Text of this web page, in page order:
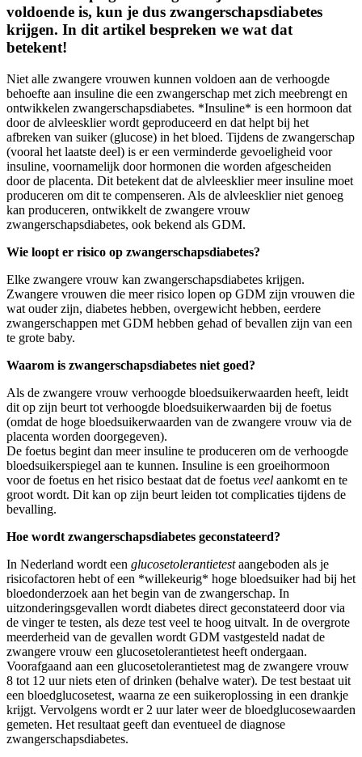
voldoende is, kun je dus zwangerschapsdiabetes
krijgen. In dit artikel bespreken we wat dat
betekent!
Niet alle zwangere vrouwen kunnen voldoen aan de verhoogde
behoefte aan insuline die een zwangerschap met zich meebrengt en
ontwikkelen zwangerschapsdiabetes. *Insuline* is een hormoon dat
door de alvleesklier wordt geproduceerd en dat helpt bij het
afbreken van suiker (glucose) in het bloed. Tijdens de zwangerschap
(vooral het laatste deel) is er een verminderde gevoeligheid voor
insuline, voornamelijk door hormonen die worden afgescheiden
door de placenta. Dit betekent dat de alvleesklier meer insuline moet
produceren om dit te compenseren. Als de alvleesklier niet genoeg
kan produceren, ontwikkelt de zwangere vrouw
zwangerschapsdiabetes, ook bekend als GDM.
Wie loopt er risico op zwangerschapsdiabetes?
Elke zwangere vrouw kan zwangerschapsdiabetes krijgen.
Zwangere vrouwen die meer risico lopen op GDM zijn vrouwen die
wat ouder zijn, diabetes hebben, overgewicht hebben, eerdere
zwangerschappen met GDM hebben gehad of bevallen zijn van een
te grote baby.
Waarom is zwangerschapsdiabetes niet goed?
Als de zwangere vrouw verhoogde bloedsuikerwaarden heeft, leidt
dit op zijn beurt tot verhoogde bloedsuikerwaarden bij de foetus
(omdat de hoge bloedsuikerwaarden van de zwangere vrouw via de
placenta worden doorgegeven).
De foetus begint dan meer insuline te produceren om de verhoogde
bloedsuikerspiegel aan te kunnen. Insuline is een groeihormoon
voor de foetus en het risico bestaat dat de foetus veel aankomt en te
groot wordt. Dit kan op zijn beurt leiden tot complicaties tijdens de
bevalling.
Hoe wordt zwangerschapsdiabetes geconstateerd?
In Nederland wordt een glucosetolerantietestaangeboden als je
risicofactoren hebt of een *willekeurig* hoge bloedsuiker had bij het
bloedonderzoek aan het begin van de zwangerschap. In
uitzonderingsgevallen wordt diabetes direct geconstateerd door via
de vinger te testen, als deze test veel te hoog uitvalt. In de overgrote
meerderheid van de gevallen wordt GDM vastgesteld nadat de
zwangere vrouw een glucosetolerantietest heeft ondergaan.
Voorafgaand aan een glucosetolerantietest mag de zwangere vrouw
8 tot 12 uur niets eten of drinken (behalve water). De test bestaat uit
een bloedglucosetest, waarna ze een suikeroplossing in een drankje
krijgt. Vervolgens wordt er 2 uur later weer de bloedglucosewaarden
gemeten. Het resultaat geeft dan eventueel de diagnose
zwangerschapsdiabetes.